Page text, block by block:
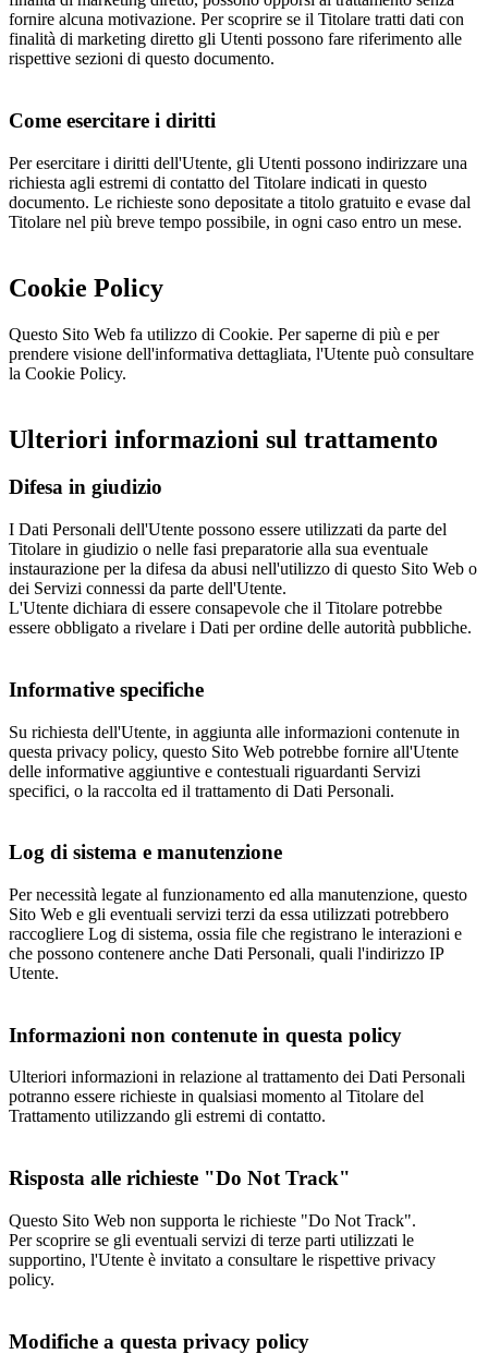
fornire alcuna motivazione. Per scoprire se il Titolare tratti dati con
finalità di marketing diretto gli Utenti possono fare riferimento alle
rispettive sezioni di questo documento.
Come esercitare i diritti
Per esercitare i diritti dell'Utente, gli Utenti possono indirizzare una
richiesta agli estremi di contatto del Titolare indicati in questo
documento. Le richieste sono depositate a titolo gratuito e evase dal
Titolare nel più breve tempo possibile, in ogni caso entro un mese.
Cookie Policy
Questo Sito Web fa utilizzo di Cookie. Per saperne di più e per
prendere visione dell'informativa dettagliata, l'Utente può consultare
la Cookie Policy.
Ulteriori informazioni sul trattamento
Difesa in giudizio
I Dati Personali dell'Utente possono essere utilizzati da parte del
Titolare in giudizio o nelle fasi preparatorie alla sua eventuale
instaurazione per la difesa da abusi nell'utilizzo di questo Sito Web o
dei Servizi connessi da parte dell'Utente.
L'Utente dichiara di essere consapevole che il Titolare potrebbe
essere obbligato a rivelare i Dati per ordine delle autorità pubbliche.
Informative specifiche
Su richiesta dell'Utente, in aggiunta alle informazioni contenute in
questa privacy policy, questo Sito Web potrebbe fornire all'Utente
delle informative aggiuntive e contestuali riguardanti Servizi
specifici, o la raccolta ed il trattamento di Dati Personali.
Log di sistema e manutenzione
Per necessità legate al funzionamento ed alla manutenzione, questo
Sito Web e gli eventuali servizi terzi da essa utilizzati potrebbero
raccogliere Log di sistema, ossia file che registrano le interazioni e
che possono contenere anche Dati Personali, quali l'indirizzo IP
Utente.
Informazioni non contenute in questa policy
Ulteriori informazioni in relazione al trattamento dei Dati Personali
potranno essere richieste in qualsiasi momento al Titolare del
Trattamento utilizzando gli estremi di contatto.
Risposta alle richieste "Do Not Track"
Questo Sito Web non supporta le richieste "Do Not Track".
Per scoprire se gli eventuali servizi di terze parti utilizzati le
supportino, l'Utente è invitato a consultare le rispettive privacy
policy.
Modifiche a questa privacy policy